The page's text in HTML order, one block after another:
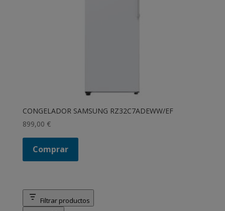
CONGELADOR SAMSUNG RZ32C7ADEWW/EF
899,00 €
Comprar
Filtrar productos